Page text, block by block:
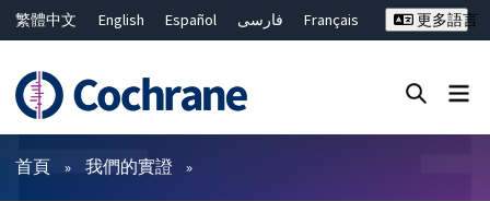
繁體中文 English Español فارسی
Français
ไทย
简体中文
更多語言
篩選條件
首頁 我們的實證